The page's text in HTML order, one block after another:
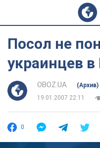
Посол не
украинцев в
OBOZ.UA
19.01.2007 22:11
0